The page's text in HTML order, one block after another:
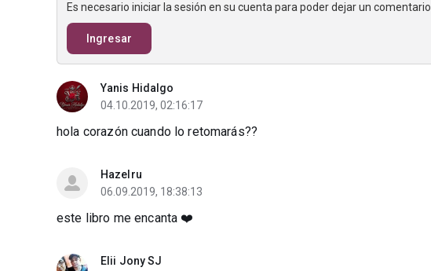
Es necesario iniciar la sesión en su cuenta para poder dejar un comentario
Ingresar
Yanis Hidalgo
04.10.2019, 02:16:17
hola corazón cuando lo retomarás??
Hazelru
06.09.2019, 18:38:13
este libro me encanta ❤️
Elii Jony SJ